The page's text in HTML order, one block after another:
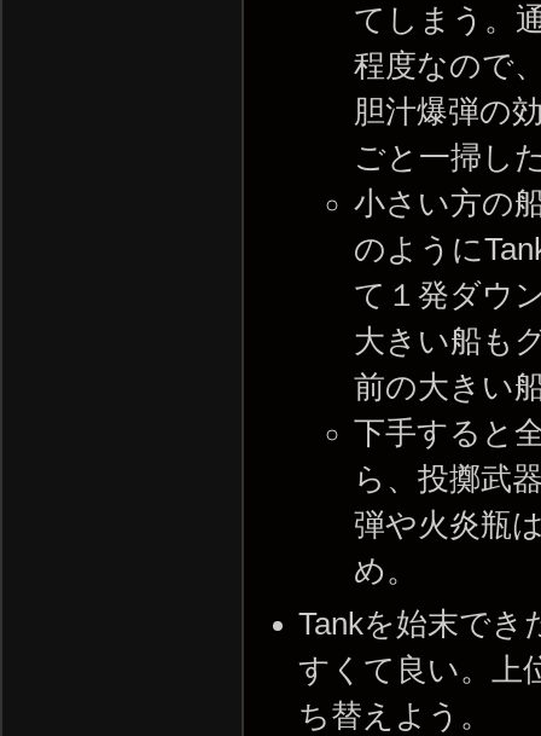
てしまう。
程度なので
胆汁爆弾の
ごと一掃し
小さい方の
のように
て１発ダウ
大きい船も
前の大きい
下手すると
ら、投擲武
弾や火炎瓶
め。
Tankを始末でき
すくて良い。上
ち替えよう。